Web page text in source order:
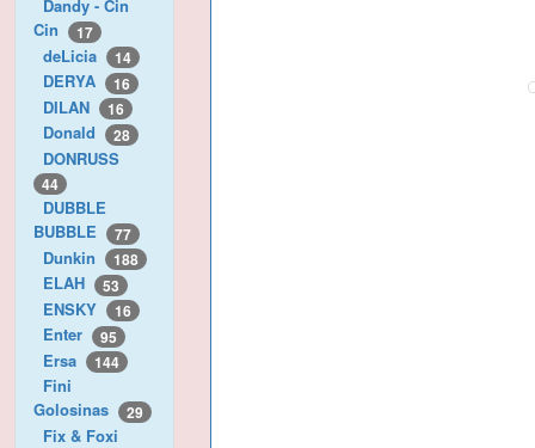
Dandy - Cin
Cin
17
deLicia 14
DERYA 16
DILAN 16
Donald 28
DONRUSS
44
DUBBLE
BUBBLE
77
Dunkin 188
ELAH 53
ENSKY 16
Enter 95
Ersa 144
Fini
Golosinas
29
Fix & Foxi